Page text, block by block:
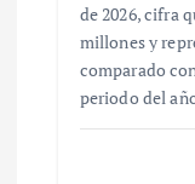
de 2026, cifra
millones y
comparado
periodo del